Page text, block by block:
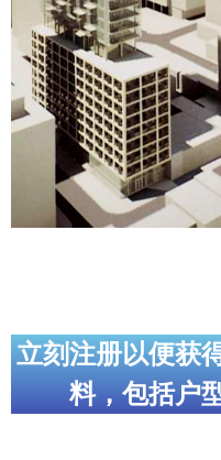
加拿大房地产网站
大多伦多教育网站
大多伦多医疗机构
加拿大银行贷款机构
大多伦多交通网络
走
为什么移民加拿大
立刻注册以便获
料，包括户